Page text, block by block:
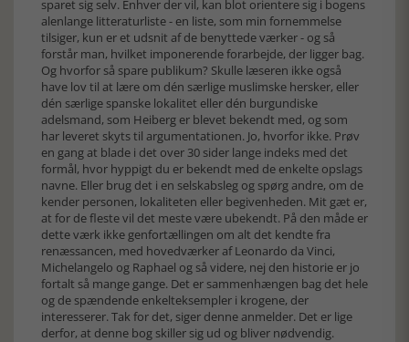
sparet sig selv. Enhver der vil, kan blot orientere sig i bogens
alenlange litteraturliste - en liste, som min fornemmelse
tilsiger, kun er et udsnit af de benyttede værker - og så
forstår man, hvilket imponerende forarbejde, der ligger bag.
Og hvorfor så spare publikum? Skulle læseren ikke også
have lov til at lære om dén særlige muslimske hersker, eller
dén særlige spanske lokalitet eller dén burgundiske
adelsmand, som Heiberg er blevet bekendt med, og som
har leveret skyts til argumentationen. Jo, hvorfor ikke. Prøv
en gang at blade i det over 30 sider lange indeks med det
formål, hvor hyppigt du er bekendt med de enkelte opslags
navne. Eller brug det i en selskabsleg og spørg andre, om de
kender personen, lokaliteten eller begivenheden. Mit gæt er,
at for de fleste vil det meste være ubekendt. På den måde er
dette værk ikke genfortællingen om alt det kendte fra
renæssancen, med hovedværker af Leonardo da Vinci,
Michelangelo og Raphael og så videre, nej den historie er jo
fortalt så mange gange. Det er sammenhængen bag det hele
og de spændende enkelteksempler i krogene, der
interesserer. Tak for det, siger denne anmelder. Det er lige
derfor, at denne bog skiller sig ud og bliver nødvendig.